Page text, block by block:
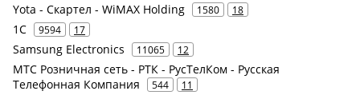
Yota - Скартел - WiMAX Holding 1580 18
1С 9594 17
Samsung Electronics 11065 12
МТС Розничная сеть - РТК - РусТелКом - Русская
Телефонная Компания
544 11